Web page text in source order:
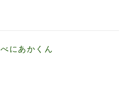
べにあかくん